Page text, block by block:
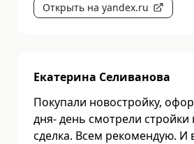
Открыть на yandex.ru
Екатерина Селиванова
Покупали новостройку,
дня- день смотрели стройки
сделка. Всем рекомендую. И